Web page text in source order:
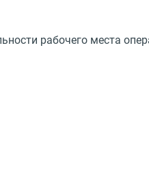
рабочего места